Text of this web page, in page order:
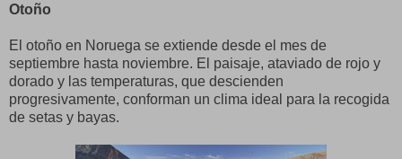
Otoño
El otoño en Noruega se extiende desde el mes de
septiembre hasta noviembre. El paisaje, ataviado de rojo y
dorado y las temperaturas, que descienden
progresivamente, conforman un clima ideal para la recogida
de setas y bayas.